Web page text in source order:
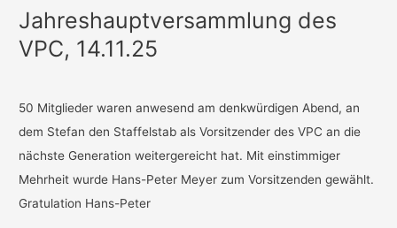
Jahreshauptversammlung des
VPC, 14.11.25
50 Mitglieder waren anwesend am denkwürdigen Abend, an
dem Stefan den Staffelstab als Vorsitzender des VPC an die
nächste Generation weitergereicht hat. Mit einstimmiger
Mehrheit wurde Hans-Peter Meyer zum Vorsitzenden gewählt.
Gratulation Hans-Peter